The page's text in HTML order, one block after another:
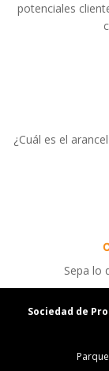
potenciales
¿Cuál es el
Sepa lo
Sociedad de